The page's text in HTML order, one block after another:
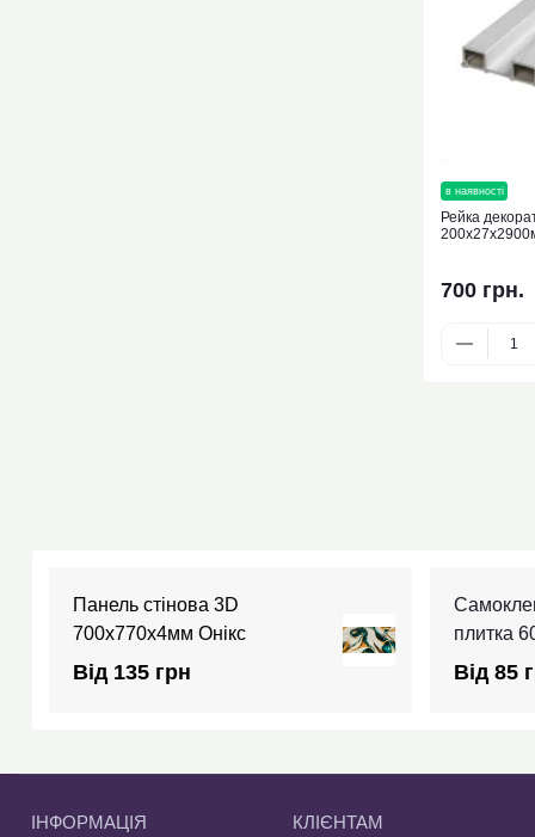
в наявності
Рейка
700 грн.
Панель стінова 3D
700х770х4мм Онікс
Від 135 грн
плитка
Від 85
ІНФОРМАЦІЯ КЛІЄНТАМ